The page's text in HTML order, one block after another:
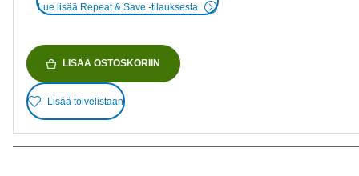
Lue lisää Repeat & Save -tilauksesta
LISÄÄ OSTOSKORIIN
Lisää toivelistaan